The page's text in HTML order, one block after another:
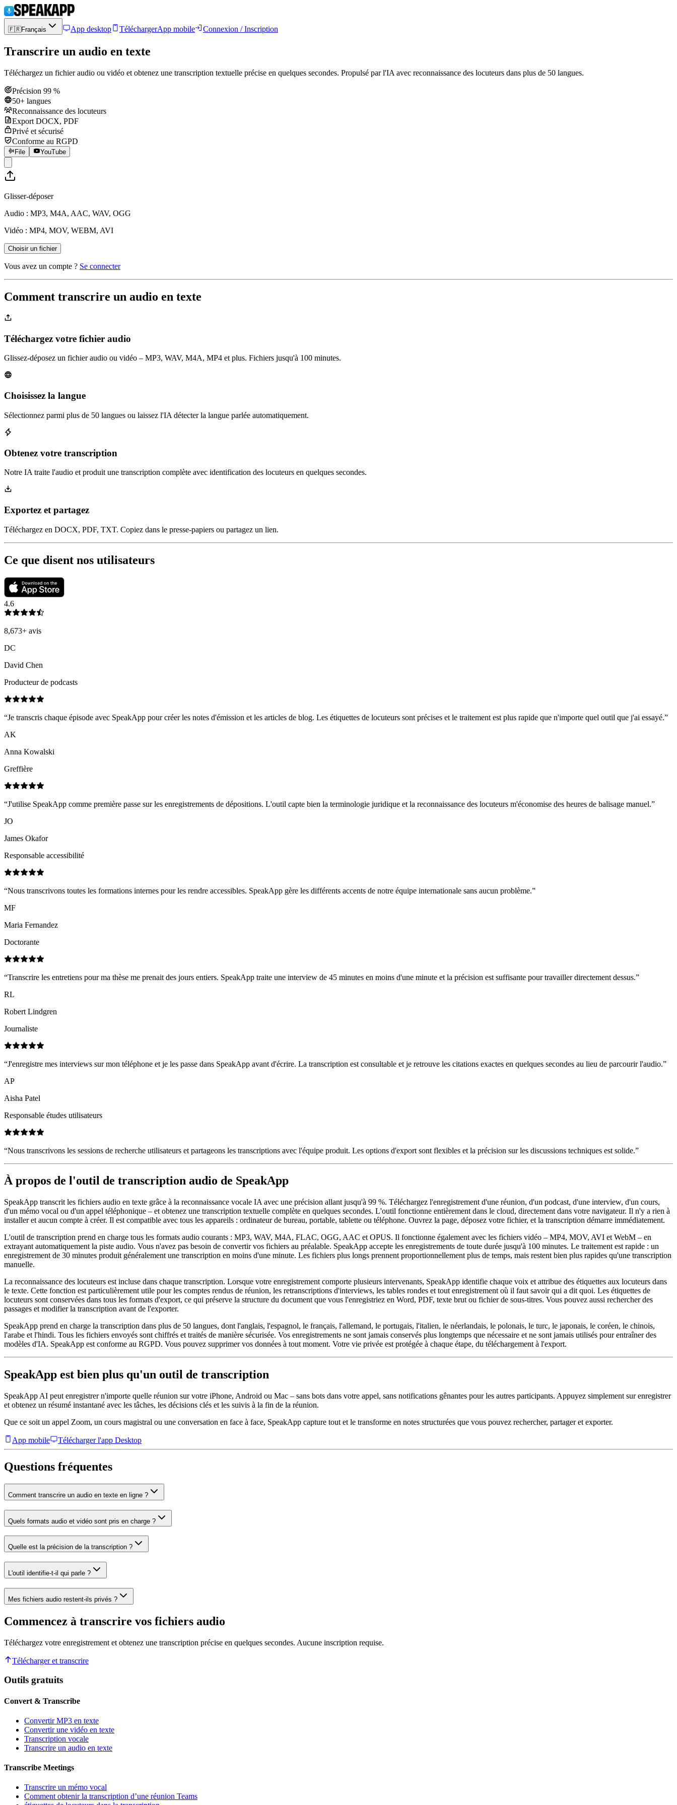
🇫🇷Français App desktop TéléchargerApp mobile Connexion / Inscription
Transcrire un audio en texte
Téléchargez un fichier audio ou vidéo et obtenez une transcription textuelle précise en quelques secondes. Propulsé par l'IA avec reconnaissance des locuteurs dans plus de 50 langues.
Précision 99 %
50+ langues
Reconnaissance des locuteurs
Export DOCX, PDF
Privé et sécurisé
Conforme au RGPD
File YouTube
Glisser-déposer
Audio : MP3, M4A, AAC, WAV, OGG
Vidéo : MP4, MOV, WEBM, AVI
Choisir un fichier
Vous avez un compte ? Se connecter
Comment transcrire un audio en texte
Téléchargez votre fichier audio
Glissez-déposez un fichier audio ou vidéo – MP3, WAV, M4A, MP4 et plus. Fichiers jusqu'à 100 minutes.
Choisissez la langue
Sélectionnez parmi plus de 50 langues ou laissez l'IA détecter la langue parlée automatiquement.
Obtenez votre transcription
Notre IA traite l'audio et produit une transcription complète avec identification des locuteurs en quelques secondes.
Exportez et partagez
Téléchargez en DOCX, PDF, TXT. Copiez dans le presse-papiers ou partagez un lien.
Ce que disent nos utilisateurs
4.6
8,673+ avis
DC
David Chen
Producteur de podcasts
“Je transcris chaque épisode avec SpeakApp pour créer les notes d'émission et les articles de blog. Les étiquettes de locuteurs sont précises et le traitement est plus rapide que n'importe quel outil que j'ai essayé.”
AK
Anna Kowalski
Greffière
“J'utilise SpeakApp comme première passe sur les enregistrements de dépositions. L'outil capte bien la terminologie juridique et la reconnaissance des locuteurs m'économise des heures de balisage manuel.”
JO
James Okafor
Responsable accessibilité
“Nous transcrivons toutes les formations internes pour les rendre accessibles. SpeakApp gère les différents accents de notre équipe internationale sans aucun problème.”
MF
Maria Fernandez
Doctorante
“Transcrire les entretiens pour ma thèse me prenait des jours entiers. SpeakApp traite une interview de 45 minutes en moins d'une minute et la précision est suffisante pour travailler directement dessus.”
RL
Robert Lindgren
Journaliste
“J'enregistre mes interviews sur mon téléphone et je les passe dans SpeakApp avant d'écrire. La transcription est consultable et je retrouve les citations exactes en quelques secondes au lieu de parcourir l'audio.”
AP
Aisha Patel
Responsable études utilisateurs
“Nous transcrivons les sessions de recherche utilisateurs et partageons les transcriptions avec l'équipe produit. Les options d'export sont flexibles et la précision sur les discussions techniques est solide.”
À propos de l'outil de transcription audio de SpeakApp
SpeakApp transcrit les fichiers audio en texte grâce à la reconnaissance vocale IA avec une précision allant jusqu'à 99 %. Téléchargez l'enregistrement d'une réunion, d'un podcast, d'une interview, d'un cours,
d'un mémo vocal ou d'un appel téléphonique – et obtenez une transcription textuelle complète en quelques secondes. L'outil fonctionne entièrement dans le cloud, directement dans votre navigateur. Il n'y a rien à
installer et aucun compte à créer. Il est compatible avec tous les appareils : ordinateur de bureau, portable, tablette ou téléphone. Ouvrez la page, déposez votre fichier, et la transcription démarre immédiatement.
L'outil de transcription prend en charge tous les formats audio courants : MP3, WAV, M4A, FLAC, OGG, AAC et OPUS. Il fonctionne également avec les fichiers vidéo – MP4, MOV, AVI et WebM – en
extrayant automatiquement la piste audio. Vous n'avez pas besoin de convertir vos fichiers au préalable. SpeakApp accepte les enregistrements de toute durée jusqu'à 100 minutes. Le traitement est rapide : un
enregistrement de 30 minutes produit généralement une transcription en moins d'une minute. Les fichiers plus longs prennent proportionnellement plus de temps, mais restent bien plus rapides qu'une transcription
manuelle.
La reconnaissance des locuteurs est incluse dans chaque transcription. Lorsque votre enregistrement comporte plusieurs intervenants, SpeakApp identifie chaque voix et attribue des étiquettes aux locuteurs dans
le texte. Cette fonction est particulièrement utile pour les comptes rendus de réunion, les retranscriptions d'interviews, les tables rondes et tout enregistrement où il faut savoir qui a dit quoi. Les étiquettes de
locuteurs sont conservées dans tous les formats d'export, ce qui préserve la structure du document que vous l'enregistriez en Word, PDF, texte brut ou fichier de sous-titres. Vous pouvez aussi rechercher des
passages et modifier la transcription avant de l'exporter.
SpeakApp prend en charge la transcription dans plus de 50 langues, dont l'anglais, l'espagnol, le français, l'allemand, le portugais, l'italien, le néerlandais, le polonais, le turc, le japonais, le coréen, le chinois,
l'arabe et l'hindi. Tous les fichiers envoyés sont chiffrés et traités de manière sécurisée. Vos enregistrements ne sont jamais conservés plus longtemps que nécessaire et ne sont jamais utilisés pour entraîner des
modèles d'IA. SpeakApp est conforme au RGPD. Vous pouvez supprimer vos données à tout moment. Votre vie privée est protégée à chaque étape, du téléchargement à l'export.
SpeakApp est bien plus qu'un outil de transcription
SpeakApp AI peut enregistrer n'importe quelle réunion sur votre iPhone, Android ou Mac – sans bots dans votre appel, sans notifications gênantes pour les autres participants. Appuyez simplement sur enregistrer
et obtenez un résumé instantané avec les tâches, les décisions clés et les suivis à la fin de la réunion.
Que ce soit un appel Zoom, un cours magistral ou une conversation en face à face, SpeakApp capture tout et le transforme en notes structurées que vous pouvez rechercher, partager et exporter.
App mobile Télécharger l'app Desktop
Questions fréquentes
Comment transcrire un audio en texte en ligne ?
Quels formats audio et vidéo sont pris en charge ?
Quelle est la précision de la transcription ?
L'outil identifie-t-il qui parle ?
Mes fichiers audio restent-ils privés ?
Commencez à transcrire vos fichiers audio
Téléchargez votre enregistrement et obtenez une transcription précise en quelques secondes. Aucune inscription requise.
Télécharger et transcrire
Outils gratuits
Convert & Transcribe
Convertir MP3 en texte
Convertir une vidéo en texte
Transcription vocale
Transcrire un audio en texte
Transcribe Meetings
Transcrire un mémo vocal
Comment obtenir la transcription d’une réunion Teams